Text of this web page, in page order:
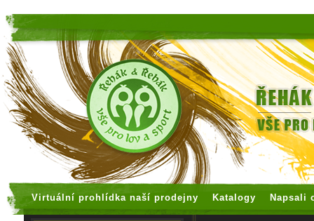
Virtuální prohlídka naší prodejny Katalogy Napsali